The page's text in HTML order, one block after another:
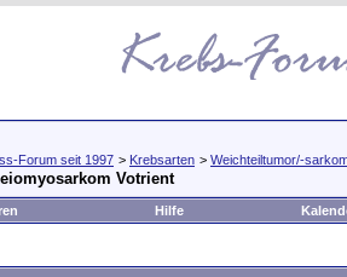
Forum seit 1997 > Krebsarten > Weichteiltumor/-
Votrient
Hilfe